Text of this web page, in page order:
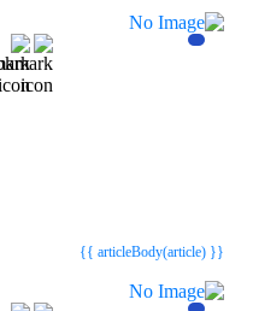
{{ articleBody(article) }}